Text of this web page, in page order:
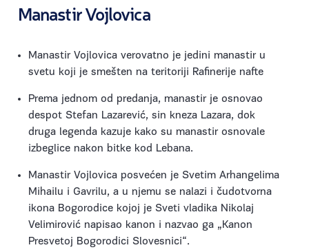
Manastir Vojlovica
Manastir Vojlovica verovatno je jedini manastir u
svetu koji je smešten na teritoriji Rafinerije nafte
Prema jednom od predanja, manastir je osnovao
despot Stefan Lazarević, sin kneza Lazara, dok
druga legenda kazuje kako su manastir osnovale
izbeglice nakon bitke kod Lebana.
Manastir Vojlovica posvećen je Svetim Arhangelima
Mihailu i Gavrilu, a u njemu se nalazi i čudotvorna
ikona Bogorodice kojoj je Sveti vladika Nikolaj
Velimirović napisao kanon i nazvao ga „Kanon
Presvetoj Bogorodici Slovesnici“.